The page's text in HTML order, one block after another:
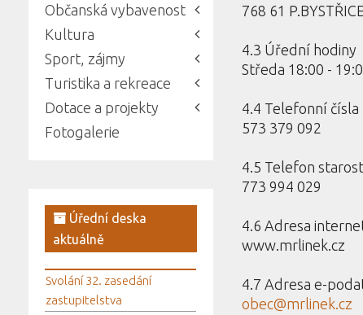
768 61
4.3 Úřední hodiny
Středa 18:00 -
4.4 Telefonní čísla
573 379 092
4.5 Telefon
773 994 029
4.6 Adresa
www.mrlinek.cz
4.7 Adresa e-
obec@mrlinek.cz
Občanská vybavenost
Kultura
Sport, zájmy
Turistika a rekreace
Dotace a projekty
Fotogalerie
Úřední deska
aktuálně
Svolání 32. zasedání
zastupitelstva